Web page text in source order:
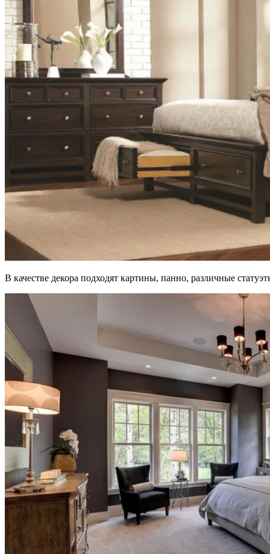
В качестве декора подходят картины, панно, различные